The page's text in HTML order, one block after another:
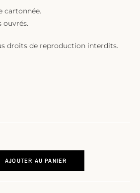
cartonnée.
ouvrés.
droits de reproduction interdits.
AJOUTER AU PANIER